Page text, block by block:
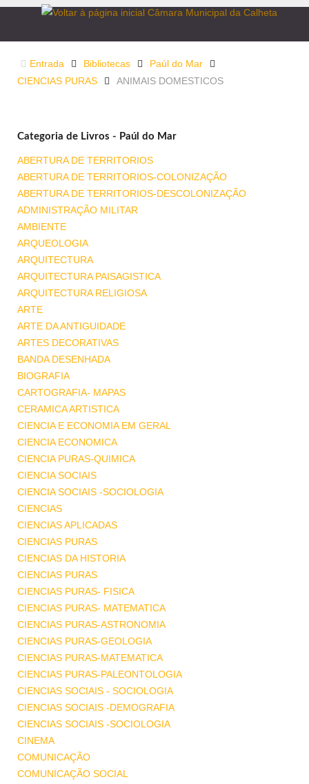
Entrada Bibliotecas
Paúl do Mar
CIENCIAS PURAS
ANIMAIS DOMESTICOS
Categoria de Livros - Paúl do Mar
ABERTURA DE TERRITORIOS
ABERTURA DE TERRITORIOS-COLONIZAÇÃO
ABERTURA DE TERRITORIOS-DESCOLONIZAÇÃO
ADMINISTRAÇÃO MILITAR
AMBIENTE
ARQUEOLOGIA
ARQUITECTURA
ARQUITECTURA PAISAGISTICA
ARQUITECTURA RELIGIOSA
ARTE
ARTE DA ANTIGUIDADE
ARTES DECORATIVAS
BANDA DESENHADA
BIOGRAFIA
CARTOGRAFIA- MAPAS
CERAMICA ARTISTICA
CIENCIA E ECONOMIA EM GERAL
CIENCIA ECONOMICA
CIENCIA PURAS-QUIMICA
CIENCIA SOCIAIS
CIENCIA SOCIAIS -SOCIOLOGIA
CIENCIAS
CIENCIAS APLICADAS
CIENCIAS PURAS
CIENCIAS DA HISTORIA
CIENCIAS PURAS
CIENCIAS PURAS- FISICA
CIENCIAS PURAS- MATEMATICA
CIENCIAS PURAS-ASTRONOMIA
CIENCIAS PURAS-GEOLOGIA
CIENCIAS PURAS-MATEMATICA
CIENCIAS PURAS-PALEONTOLOGIA
CIENCIAS SOCIAIS - SOCIOLOGIA
CIENCIAS SOCIAIS -DEMOGRAFIA
CIENCIAS SOCIAIS -SOCIOLOGIA
CINEMA
COMUNICAÇÃO
COMUNICAÇÃO SOCIAL